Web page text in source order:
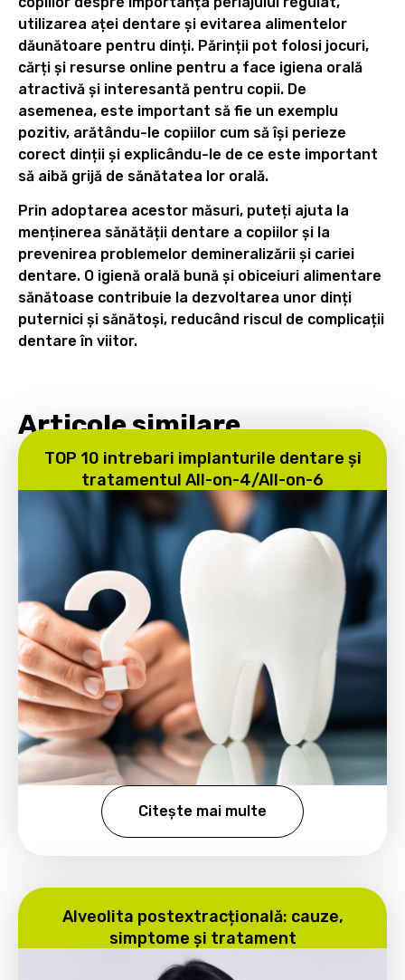
utilizarea aței dentare și evitarea alimentelor
dăunătoare pentru dinți. Părinții pot folosi jocuri,
cărți și resurse online pentru a face igiena orală
atractivă și interesantă pentru copii. De
asemenea, este important să fie un exemplu
pozitiv, arătându-le copiilor cum să își perieze
corect dinții și explicându-le de ce este important
să aibă grijă de sănătatea lor orală.
Prin adoptarea acestor măsuri, puteți ajuta la
menținerea sănătății dentare a copiilor și la
prevenirea problemelor demineralizării și cariei
dentare. O igienă orală bună și obiceiuri alimentare
sănătoase contribuie la dezvoltarea unor dinți
puternici și sănătoși, reducând riscul de complicații
dentare în viitor.
Articole similare
TOP 10 intrebari implanturile dentare și
tratamentul All-on-4/All-on-6
Citește mai multe
Alveolita postextracțională: cauze,
simptome și tratament